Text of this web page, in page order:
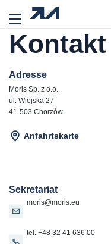
Kontakt
Adresse
Moris Sp. z o.o.
ul. Wiejska 27
41-503 Chorzów
Anfahrtskarte
Sekretariat
moris@moris.eu
tel. +48 32 41 636 00